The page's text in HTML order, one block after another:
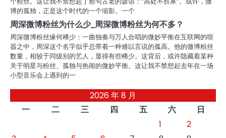
博的孤独，正是这个时代的一个缩影。一个
周深微博粉丝为什么少_周深微博粉丝为何不多？
周深微博粉丝缘何稀少：一曲独奏与万人合唱的微妙平衡在互联网的喧
嚣之中，周深这个名字似乎总带着一种难以言说的孤高。他的微博粉丝
数量，相较于同级别的艺人，显得有些稀少。这背后，或许隐藏着某种
关于明星与粉丝、孤独与热闹的微妙平衡。这让我不禁想起去年在一场
小型音乐会上遇到的一
2026 年 8 月
一
二 三 四 五 六
日
1
2